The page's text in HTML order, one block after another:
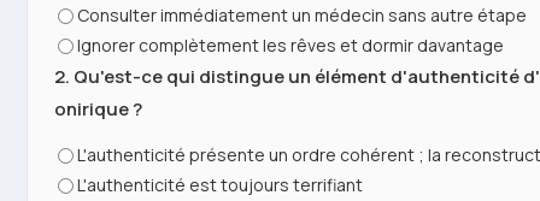
Consulter immédiatement un médecin sans autre étape
Ignorer complètement les rêves et dormir davantage
2. Qu'est-ce qui distingue un élément d'authenticité
onirique ?
L'authenticité présente un ordre cohérent ; la
L'authenticité est toujours terrifiant